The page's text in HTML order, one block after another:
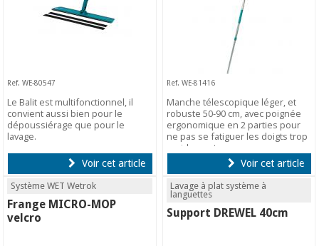
Ref. WE-80547
Le Balit est multifonctionnel, il
convient aussi bien pour le
dépoussiérage que pour le
lavage.
Voir cet article
Ref. WE-81416
Manche télescopique léger, et
robuste 50-90 cm, avec poignée
ergonomique en 2 parties pour
ne pas se fatiguer les doigts trop
rapidement.
Voir cet article
Système WET Wetrok
Frange MICRO-MOP
velcro
Lavage à plat système à
languettes
Support DREWEL 40cm